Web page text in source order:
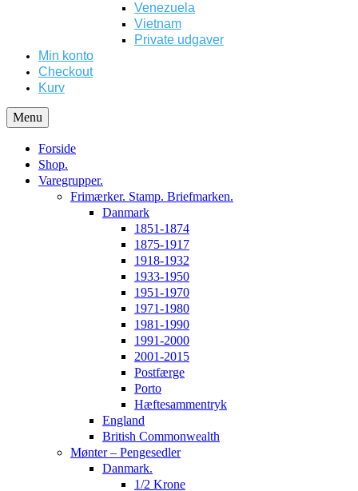
Venezuela
Vietnam
Private udgaver
Min konto
Checkout
Kurv
Menu
Forside
Shop.
Varegrupper.
Frimærker. Stamp. Briefmarken.
Danmark
1851-1874
1875-1917
1918-1932
1933-1950
1951-1970
1971-1980
1981-1990
1991-2000
2001-2015
Postfærge
Porto
Hæftesammentryk
England
British Commonwealth
Mønter – Pengesedler
Danmark.
1/2 Krone